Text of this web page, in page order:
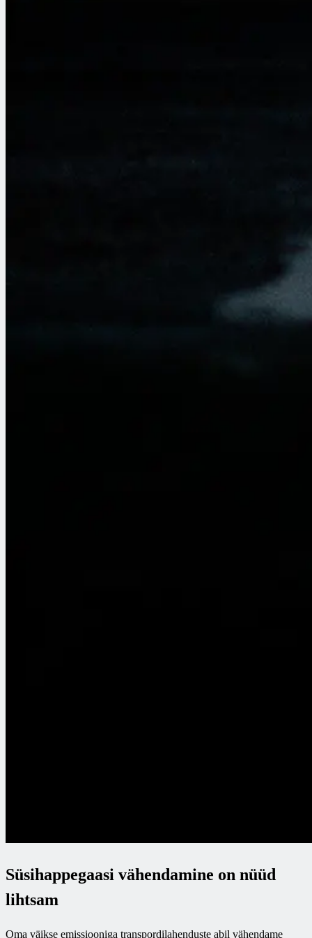
Süsihappegaasi vähendamine on nüüd
lihtsam
Oma väikse emissiooniga transpordilahenduste abil vähendame